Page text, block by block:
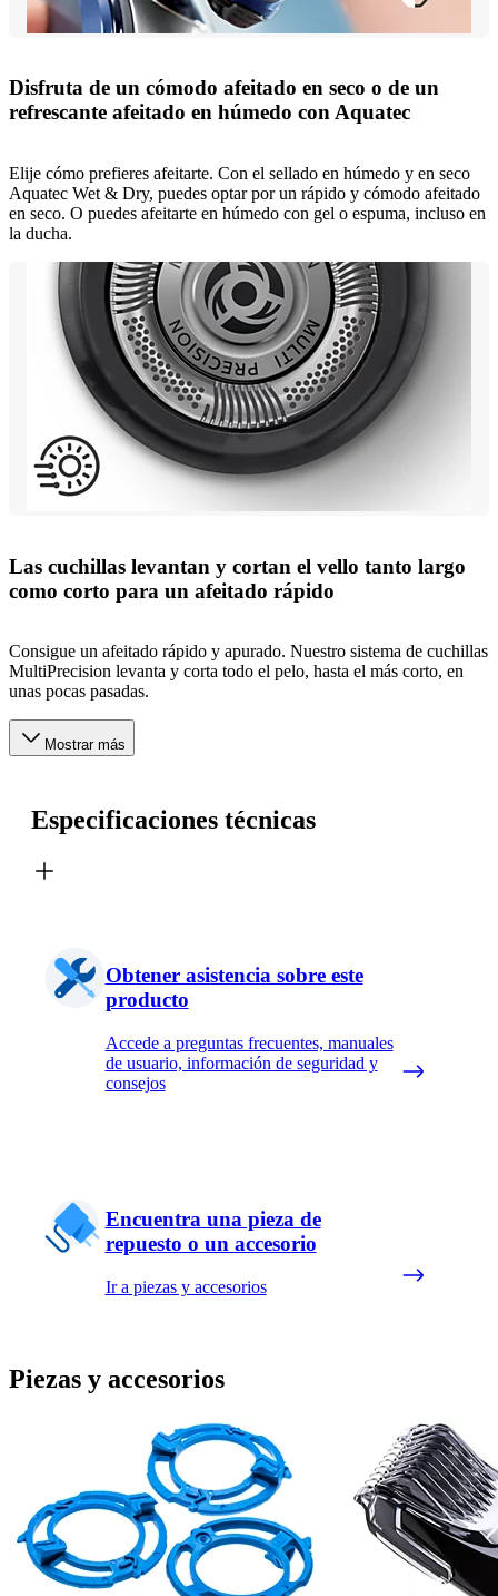
Disfruta de un cómodo afeitado en seco o de un
refrescante afeitado en húmedo con Aquatec
Elije cómo prefieres afeitarte. Con el sellado en húmedo y en seco
Aquatec Wet & Dry, puedes optar por un rápido y cómodo afeitado
en seco. O puedes afeitarte en húmedo con gel o espuma, incluso en
la ducha.
Las cuchillas levantan y cortan el vello tanto largo
como corto para un afeitado rápido
Consigue un afeitado rápido y apurado. Nuestro sistema de cuchillas
MultiPrecision levanta y corta todo el pelo, hasta el más corto, en
unas pocas pasadas.
Mostrar más
Especificaciones técnicas
Obtener asistencia sobre este
producto
Accede a preguntas frecuentes, manuales
de usuario, información de seguridad y
consejos
Encuentra una pieza de
repuesto o un accesorio
Ir a piezas y accesorios
Piezas y accesorios